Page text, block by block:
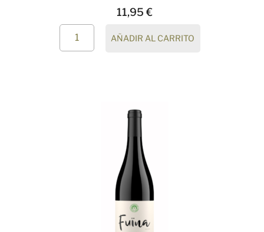
11,95€
AÑADIR AL CARRITO